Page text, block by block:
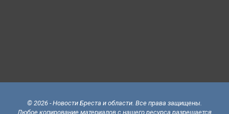
© 2026 - Новости Бреста и области. Все права защищены.
Любое копирование материалов с нашего ресурса разрешается